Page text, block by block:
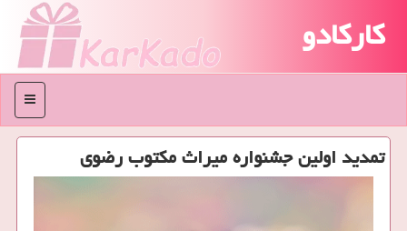
کارکادو
منو
تمدید اولین جشنواره میراث مكتوب رضوی